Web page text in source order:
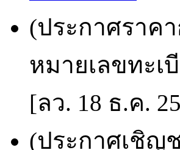
(ประกาศราค
หมายเลขทะเ
[ลว. 18 ธ.ค.
(ประกาศเชิญ